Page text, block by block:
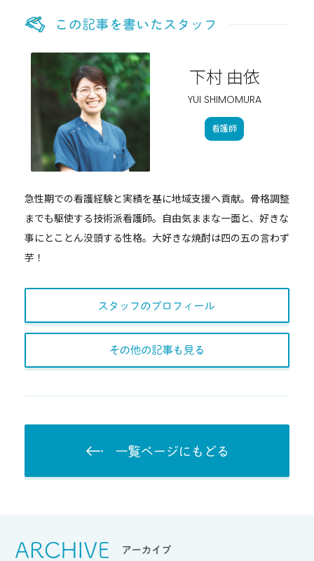
下村 由依
YUI SHIMOMURA
看護師
急性期での看護経験と実績を基に地域支援へ貢献。骨格調整
までも駆使する技術派看護師。自由気ままな一面と、好きな
事にとことん没頭する性格。大好きな焼酎は四の五の言わず
芋！
Srchive